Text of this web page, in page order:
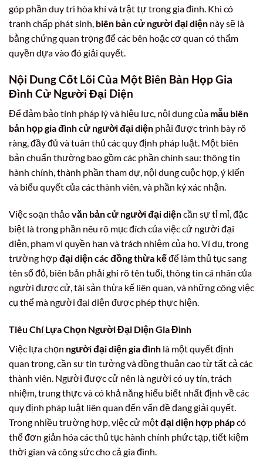
góp phần duy trì hòa khí và trật tự trong gia đình. Khi có
tranh chấp phát sinh, biên bản cử người đại diện này sẽ là
bằng chứng quan trọng để các bên hoặc cơ quan có thẩm
quyền dựa vào đó giải quyết.
Nội Dung Cốt Lõi Của Một Biên Bản Họp Gia
Đình Cử Người Đại Diện
Để đảm bảo tính pháp lý và hiệu lực, nội dung của mẫu biên
bản họp gia đình cử người đại diện phải được trình bày rõ
ràng, đầy đủ và tuân thủ các quy định pháp luật. Một biên
bản chuẩn thường bao gồm các phần chính sau: thông tin
hành chính, thành phần tham dự, nội dung cuộc họp, ý kiến
và biểu quyết của các thành viên, và phần ký xác nhận.
Việc soạn thảovăn bản cử người đại diệncần sự tỉ mỉ, đặc
biệt là trong phần nêu rõ mục đích của việc cử người đại
diện, phạm vi quyền hạn và trách nhiệm của họ. Ví dụ, trong
trường hợpđại diện các đồng thừa kếđể làm thủ tục sang
tên sổ đỏ, biên bản phải ghi rõ tên tuổi, thông tin cá nhân của
người được cử, tài sản thừa kế liên quan, và những công việc
cụ thể mà người đại diện được phép thực hiện.
Tiêu Chí Lựa Chọn Người Đại Diện Gia Đình
Việc lựa chọn người đại diện gia đình là một quyết định
quan trọng, cần sự tin tưởng và đồng thuận cao từ tất cả các
thành viên. Người được cử nên là người có uy tín, trách
nhiệm, trung thực và có khả năng hiểu biết nhất định về các
quy định pháp luật liên quan đến vấn đề đang giải quyết.
Trong nhiều trường hợp, việc cử mộtđại diện hợp phápcó
thể đơn giản hóa các thủ tục hành chính phức tạp, tiết kiệm
thời gian và công sức cho cả gia đình.